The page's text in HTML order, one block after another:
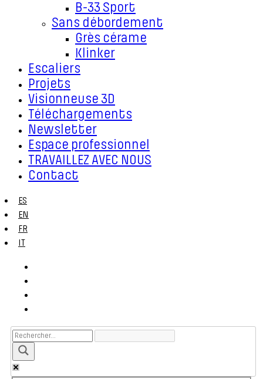
B-33 Sport
Sans débordement
Grès cérame
Klinker
Escaliers
Projets
Visionneuse 3D
Téléchargements
Newsletter
Espace professionnel
TRAVAILLEZ AVEC NOUS
Contact
ES
EN
FR
IT